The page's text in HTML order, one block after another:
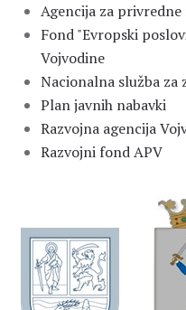
Agencija za
Fond "Evropski
Vojvodine
Nacionalna služba za
Plan javnih nabavki
Razvojna agencija
Razvojni fond APV